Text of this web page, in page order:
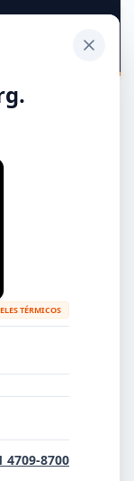
0RESULTADOS
TÉRMICOS
4709-8700